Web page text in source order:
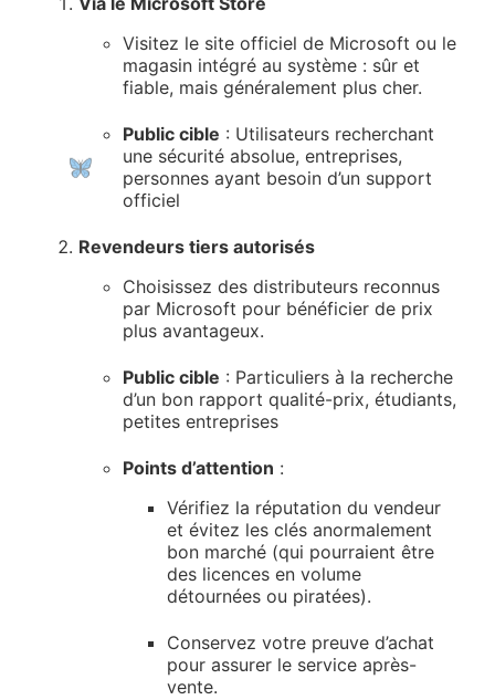
Visitez le site officiel de Microsoft ou le
magasin intégré au système : sûr et
fiable, mais généralement plus cher.
Public cible : Utilisateurs recherchant
une sécurité absolue, entreprises,
personnes ayant besoin d’un support
officiel
Revendeurs tiers autorisés
Choisissez des distributeurs reconnus
par Microsoft pour bénéficier de prix
plus avantageux.
Public cible : Particuliers à la recherche
d’un bon rapport qualité-prix, étudiants,
petites entreprises
Points d’attention :
Vérifiez la réputation du vendeur
et évitez les clés anormalement
bon marché (qui pourraient être
des licences en volume
détournées ou piratées).
Conservez votre preuve d’achat
pour assurer le service après-
vente.